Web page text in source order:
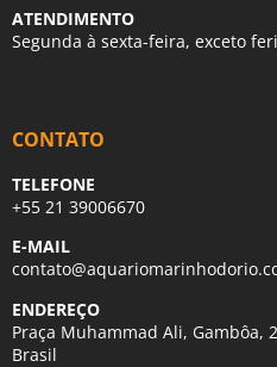
ATENDIMENTO
Segunda à sexta-feira, exceto
CONTATO
TELEFONE
+55 21 39006670
E-MAIL
ENDEREÇO
Praça Muhammad Ali, Gambôa,
Brasil